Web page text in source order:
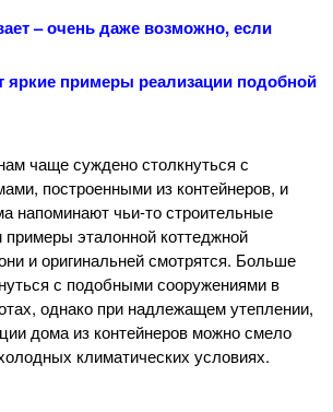
– очень даже возможно, если
яркие примеры реализации подобной
чаще суждено столкнуться с
построенными из контейнеров, и
напоминают чьи-то строительные
эталонной коттеджной
и оригинальней смотрятся. Больше
с подобными сооружениями в
однако при надлежащем утеплении,
дома из контейнеров можно смело
климатических условиях.